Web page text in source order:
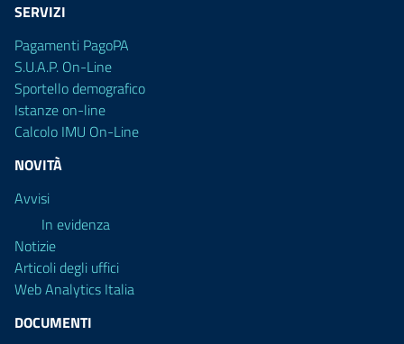
SERVIZI
Pagamenti PagoPA
S.U.A.P. On-Line
Sportello demografico
Istanze on-line
Calcolo IMU On-Line
NOVITÀ
Avvisi
In evidenza
Notizie
Articoli degli uffici
Web Analytics Italia
DOCUMENTI